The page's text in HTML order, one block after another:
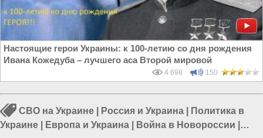
Настоящие герои Украины: к 100-летию со дня рождения
Ивана Кожедуба – лучшего аса Второй мировой
4 698 150
СВО на Украине Россия и Украина
Политика в
Украине
Европа и Украина Война в Новороссии